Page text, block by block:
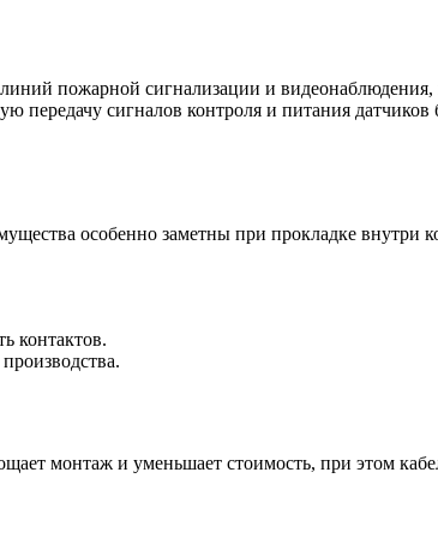
пожарной сигнализации и видеонаблюдения,
сигналов контроля и питания датчиков
особенно заметны при прокладке внутри
контактов.
монтаж и уменьшает стоимость, при этом